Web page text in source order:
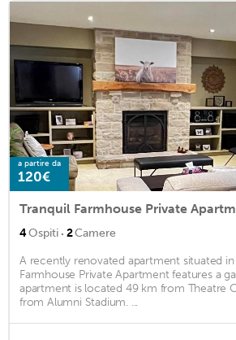
a partire da
120€
Tranquil Farmhouse Private
4Ospiti · 2Camere
A recently renovated apartment situated in
Farmhouse Private Apartment features a
apartment is located 49 km from Theatre
from Alumni Stadium. ...